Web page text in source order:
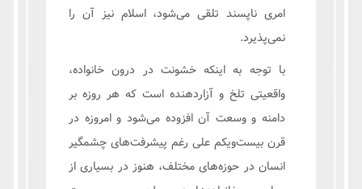
امری ناپسند تلقی می‌شود، اسلام نیز آن را
نمی‌پذیرد.
با توجه به اینکه خشونت در درون خانواده،
واقعیتی تلخ و آزاردهنده است که هر روزه بر
دامنه و وسعت آن افزوده می‌شود و امروزه در
قرن بیست‌ویکم علی رغم پیشرفت‌های چشمگیر
انسان در حوزه‌های مختلف، هنوز در بسیاری از